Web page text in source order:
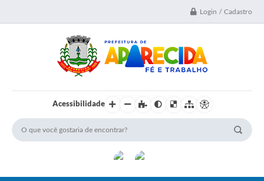
Login / Cadastro
Acessibilidade